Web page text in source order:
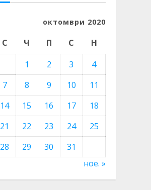
октомври 2020
С Ч П С
Н
1
2 3
4
7 8 9 10
11
14 15 16 17
18
21 22 23 24
25
28 29 30
31
ное. »